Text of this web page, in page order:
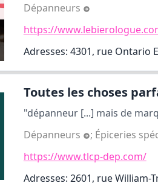
Dépanneurs
https://
Adresses: 4301, rue Ontario
Toutes les choses
"dépanneur [...] mais de
Dépanneurs
; Épiceries
https://www.tlcp-dep.com/
Adresses: 2601, rue William-